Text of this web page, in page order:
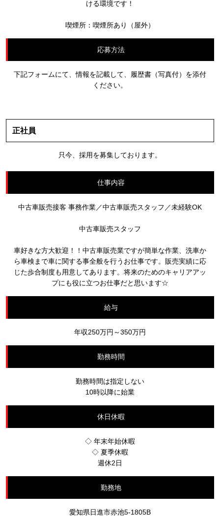
ける環境です！
喫煙所：喫煙所あり（屋外）
応募方法
下記フォームにて、情報を記載して、履歴書（写真付）を添付
ください。
正社員
只今、採用を募集しております。
仕事内容
中古車販売接客 事務作業／中古車販売スタッフ／未経験OK
中古車販売スタッフ
車好きな方大歓迎！！中古車販売業ですが簡単な作業、洗車か
ら車検まで車に関する事全般を行うお仕事です。販売実績に応
じた歩合制度も用意してあります。将来のためのキャリアアッ
プにも役に立つお仕事だと思います☆
給与
年収250万円～350万円
勤務時間
勤務時間は指定しない
10時以降に始業
休日休暇
◇ 年末年始休暇
◇ 夏季休暇
週休2日
勤務地
愛知県日進市赤池5-1805B